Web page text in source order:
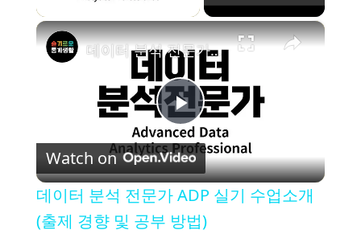
×
P
l
a
데이터 분석 전문가 ADP 실기 수업소개 (출제 경향 및 공부 방법)
Watch on
데이터 분석 전문가 ADP 실기 수업소개
(출제 경향 및 공부 방법)